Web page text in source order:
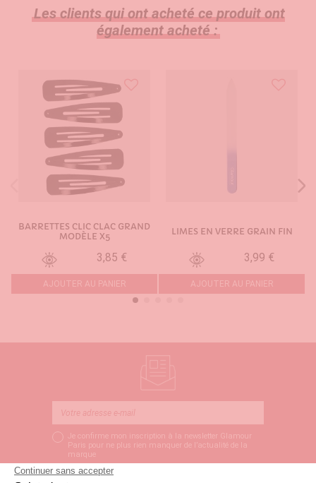
Les clients qui ont acheté ce produit ont
également acheté :
BARRETTES CLIC CLAC GRAND
MODÈLE X5
3,85 €
AJOUTER AU PANIER
LIMES EN VERRE GRAIN FIN
3,99 €
AJOUTER AU PANIER
Je confirme mon inscription à la newsletter Glamour
Paris pour ne plus rien manquer de l’actualité de la
marque